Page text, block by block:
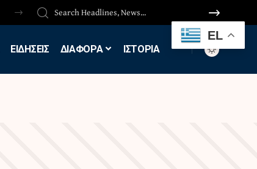
ΕΙΔΗΣΕΙΣ ΔΙΑΦΟΡΑ ΙΣΤΟΡΙΑ
EL